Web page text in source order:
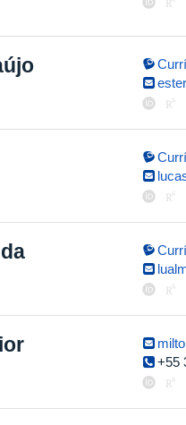
+55